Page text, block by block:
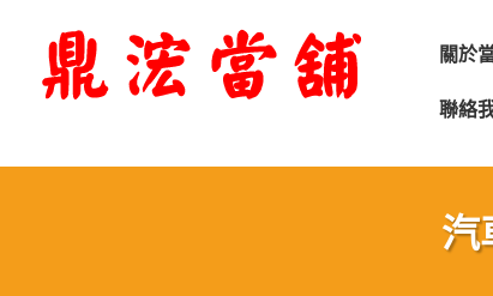
關於
聯絡
汽